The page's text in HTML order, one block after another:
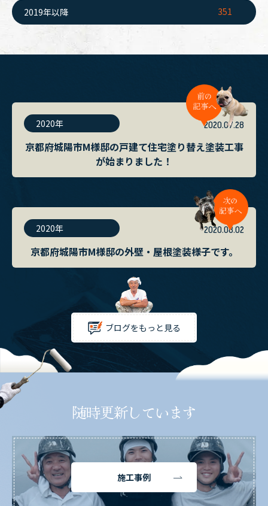
2019年以降 351
2020年 2020.07.28
京都府城陽市M様邸の戸建て住宅塗り替え塗装工事
が始まりました！
2020年 2020.08.02
京都府城陽市M様邸の外壁・屋根塗装様子です。
ブログをもっと見る
随時更新しています
施工事例